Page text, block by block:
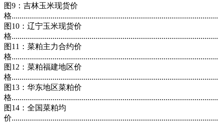
图9：吉林玉米现货价
格
图10：辽宁玉米现货价
格
图11：菜粕主力合约价
格
图12：菜粕福建地区价
格
图13：华东地区菜粕价
格
图14：全国菜粕均
价